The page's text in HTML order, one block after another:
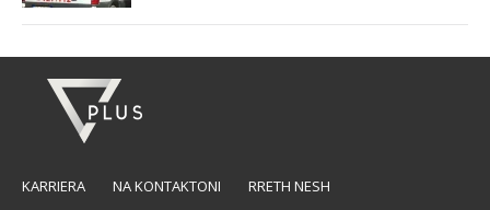
KARRIERA NA KONTAKTONI RRETH NESH